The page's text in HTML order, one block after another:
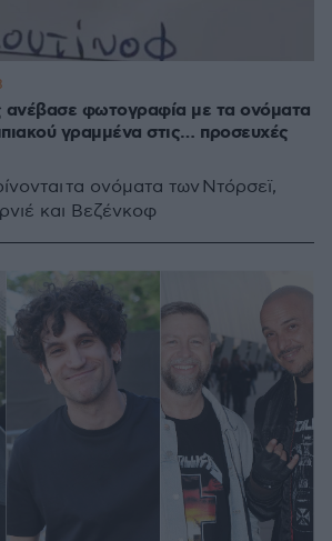
ανέβασε φωτογραφία με τα ονόματα
γραμμένα στις… προσευχές
τα ονόματα των Ντόρσεϊ,
και Βεζένκοφ